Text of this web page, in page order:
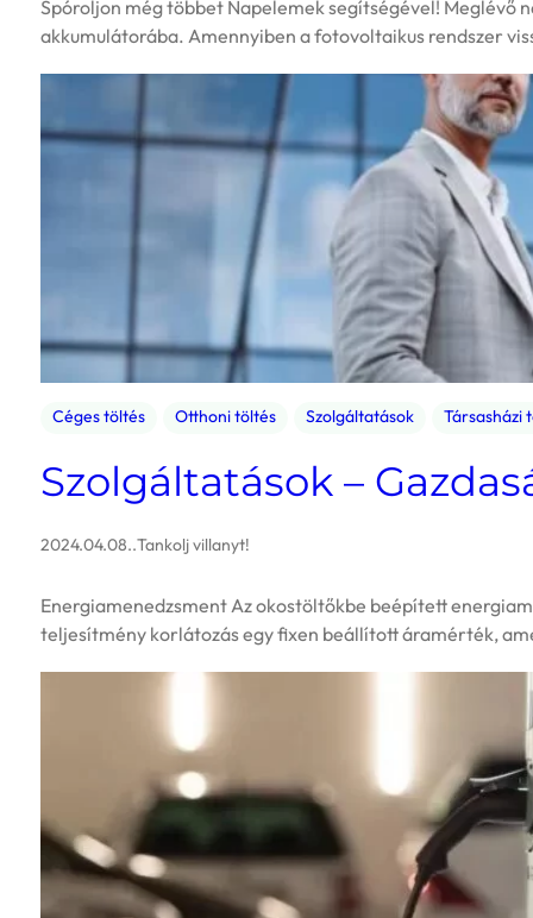
Spóroljon még többet Napelemek segítségével! Meglévő
akkumulátorába. Amennyiben a fotovoltaikus rendszer
Céges töltés Otthoni töltés Szolgáltatások Társasházi
Szolgáltatások –
2024.04.08..Tankolj villanyt!
Energiamenedzsment Az okostöltőkbe beépített
teljesítmény korlátozás egy fixen beállított áramérték,